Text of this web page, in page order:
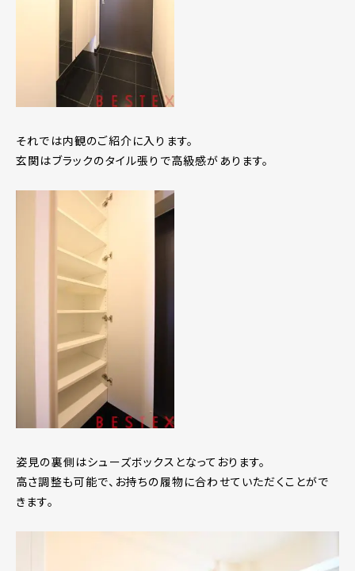
それでは内観のご紹介に入ります。
玄関はブラックのタイル張りで高級感があります。
姿見の裏側はシューズボックスとなっております。
高さ調整も可能で、お持ちの履物に合わせていただくことがで
きます。